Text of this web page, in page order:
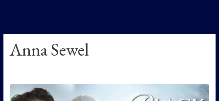
Anna Sewel